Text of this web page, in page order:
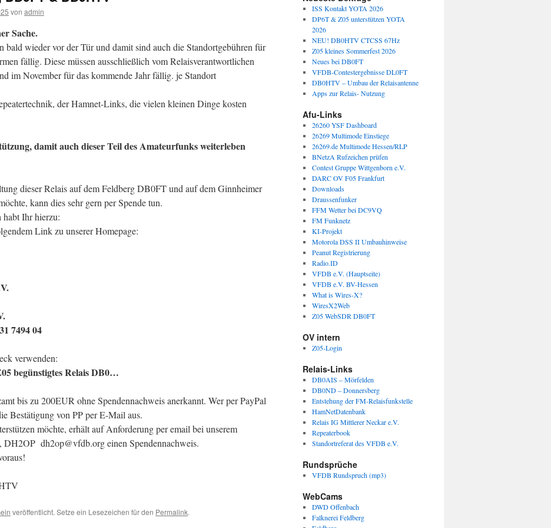
von admin
Sache.
bald wieder vor der Tür und damit sind auch die Standortgebühren für
fällig. Diese müssen ausschließlich vom Relaisverantwortlichen
im November für das kommende Jahr fällig. je Standort
der Hamnet-Links, die vielen kleinen Dinge kosten
damit auch dieser Teil des Amateurfunks weiterleben
dieser Relais auf dem Feldberg DB0FT und auf dem Ginnheimer
kann dies sehr gern per Spende tun.
Ihr hierzu:
Link zu unserer Homepage:
7494 04
verwenden:
begünstigtes Relais DB0…
bis zu 200EUR ohne Spendennachweis anerkannt. Wer per PayPal
Bestätigung von PP per E-Mail aus.
möchte, erhält auf Anforderung per email bei unserem
DH2OP dh2op@vfdb.org einen Spendennachweis.
veröffentlicht. Setze ein Lesezeichen für den Permalink.
ISS Kontakt YOTA 2026
DP6T & Z05 unterstützen YOTA
2026
NEU! DB0HTV CTCSS 67Hz
Z05 kleines Sommerfest 2026
Neues bei DB0FT
VFDB-Contestergebnisse DL0FT
DB0HTV – Umbau der Relaisantenne
Apps zur Relais- Nutzung
Afu-Links
26260 YSF Dashboard
26269 Multimode Einstiege
26269.de Multimode Hessen/RLP
BNetzA Rufzeichen prüfen
Contest Gruppe Wittgenborn e.V.
DARC OV F05 Frankfurt
Downloads
Draussenfunker
FFM Wetter bei DC9VQ
FM Funknetz
KI-Projekt
Motorola DSS II Umbauhinweise
Peanut Registrierung
Radio.ID
VFDB e.V. (Hauptseite)
VFDB e.V. BV-Hessen
What is Wires-X?
WiresX2Web
Z05 WebSDR DB0FT
OV intern
Z05-Login
Relais-Links
DB0AIS – Mörfelden
DB0ND – Donnersberg
Entstehung der FM-Relaisfunkstelle
HamNetDatenbank
Relais IG Mittlerer Neckar e.V.
Repeaterbook
Standortreferat des VFDB e.V.
Rundsprüche
VFDB Rundspruch (mp3)
WebCams
DWD Offenbach
Falknerei Feldberg